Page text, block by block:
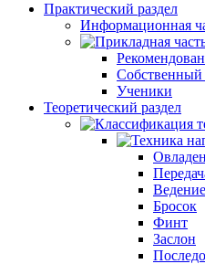
Практический раздел
Информационная
Собственный
Ученики
Теоретический раздел
Ведение
Бросок
Финт
Заслон